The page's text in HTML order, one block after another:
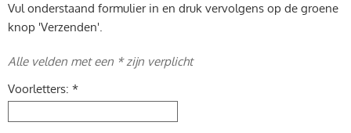
Vul onderstaand formulier in en druk vervolgens op de groene
knop 'Verzenden'.
Alle velden met een * zijn verplicht
Voorletters: *